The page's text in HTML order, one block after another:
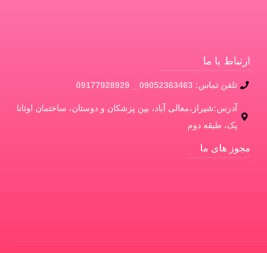
ارتباط با ما
تلفن تماس: 09052363463 _ 09177928929
آدرس:شیراز،معالی آباد، بین پزشکان و دوستان، ساختمان اوتانا
یک، طبقه دوم
مجوز های ما